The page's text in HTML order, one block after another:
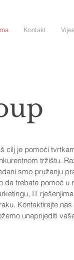
Kontakt
cilj je pomoći
tržištu.
smo pružanju
da trebate pomoć u
IT
Kontaktirajte
unaprijediti